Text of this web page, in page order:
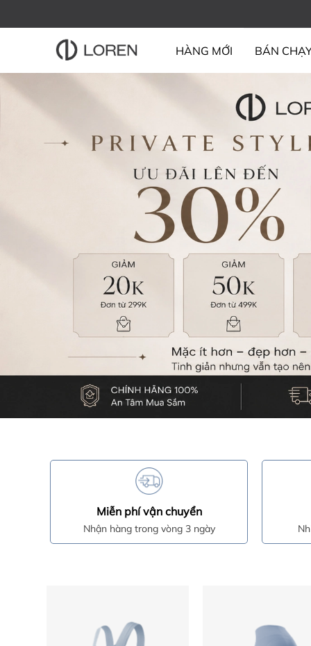
HÀNG MỚI BÁN
BỘ SƯU TẬP
Miễn phí vận chuyển
Nhận hàng trong vòng 3 ngày